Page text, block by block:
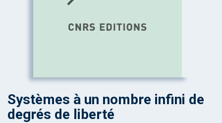
Systèmes à un nombre infini de
degrés de liberté